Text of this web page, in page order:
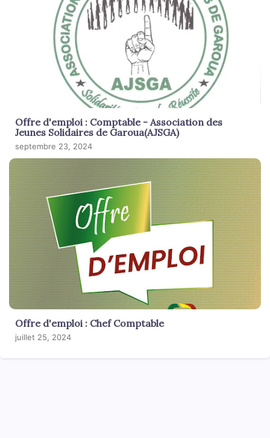
Offre d'emploi : Comptable - Association des
Jeunes Solidaires de Garoua(AJSGA)
septembre 23, 2024
Offre d'emploi : Chef Comptable
juillet 25, 2024